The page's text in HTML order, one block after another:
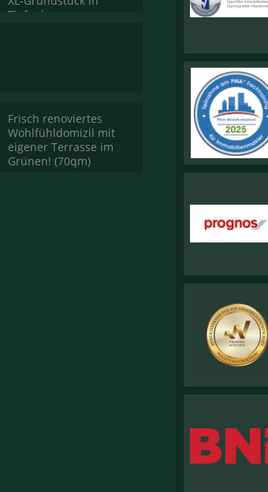
Tiefenbronn
Frisch renoviertes
Wohlfühldomizil mit
eigener Terrasse im
Grünen! (70qm)